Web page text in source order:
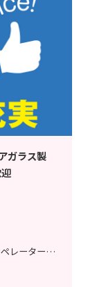
ガラス製
梱包・仕分け、組立・組付け、マシンオペレーター、立ち作業